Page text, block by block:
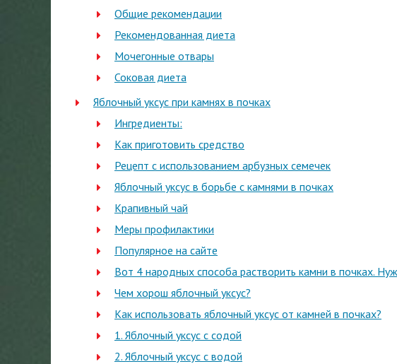
Общие рекомендации
Рекомендованная диета
Мочегонные отвары
Соковая диета
Яблочный уксус при камнях в почках
Ингредиенты:
Как приготовить средство
Рецепт с использованием арбузных семечек
Яблочный уксус в борьбе с камнями в почках
Крапивный чай
Меры профилактики
Популярное на сайте
Вот 4 народных способа растворить камни в почках.
Чем хорош яблочный уксус?
Как использовать яблочный уксус от камней в почках?
1. Яблочный уксус с содой
2. Яблочный уксус с водой